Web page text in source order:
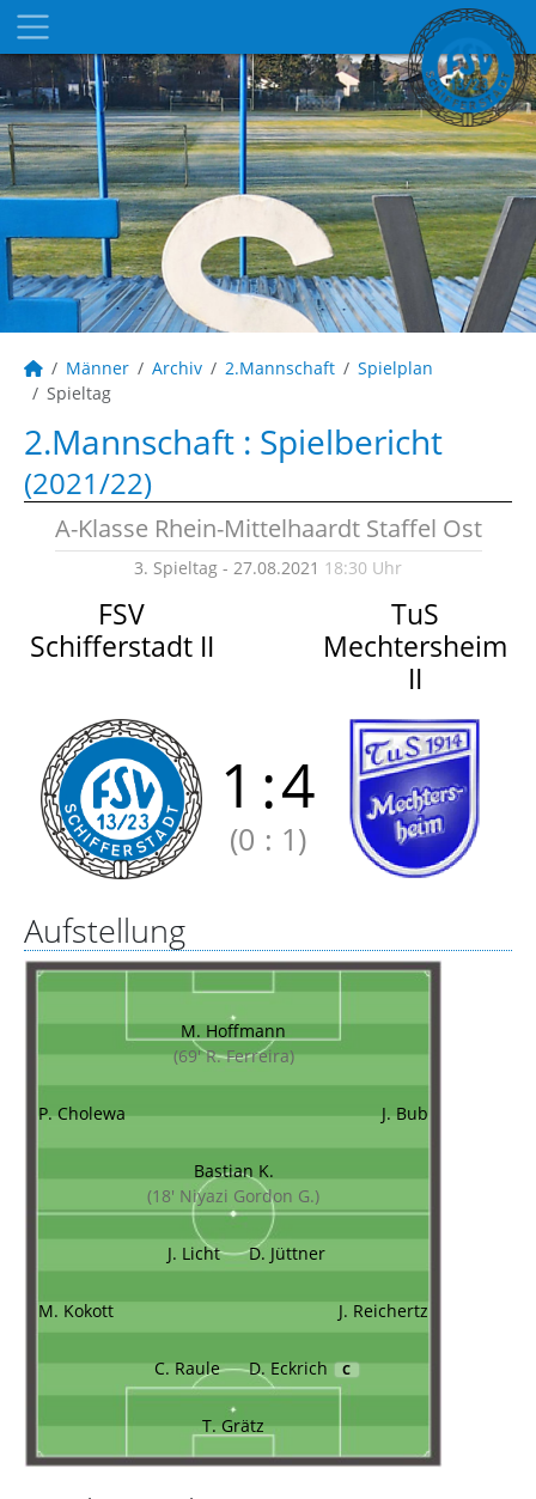
Männer Archiv 2.Mannschaft
Spielplan
Spieltag
2.Mannschaft : Spielbericht
(2021/22)
A-Klasse Rhein-Mittelhaardt Staffel Ost
3. Spieltag - 27.08.2021 18:30 Uhr
FSV
Schifferstadt II
TuS
Mechtersheim
II
1 :4
(0 : 1)
Aufstellung
M. Hoffmann
(69' R. Ferreira)
P. Cholewa J. Bub
Bastian K.
(18' Niyazi Gordon G.)
J. Licht D. Jüttner
M. Kokott J. Reichertz
C. Raule D. Eckrich C
T. Grätz